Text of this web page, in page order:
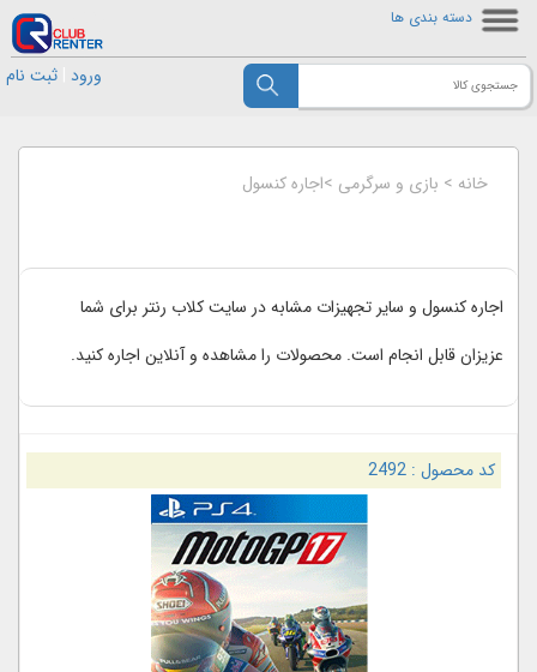
دسته بندی ها
ورود ثبت نام
خانه > بازی و سرگرمی >اجاره کنسول
اجاره کنسول و سایر تجهیزات مشابه در سایت کلاب رنتر برای شما
عزیزان قابل انجام است. محصولات را مشاهده و آنلاین اجاره کنید.
کد محصول :2492